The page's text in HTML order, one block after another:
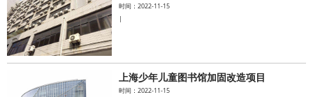
时间：2022-11-15
|
上海少年儿童图书馆加固改造项目
时间：2022-11-15